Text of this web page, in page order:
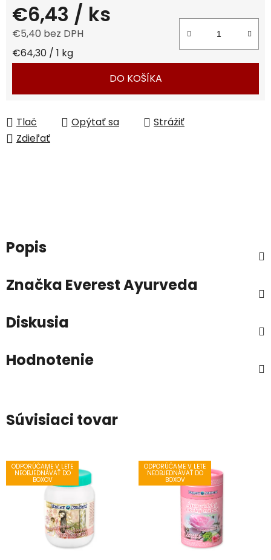
€6,43 / ks
€5,40 bez DPH
Jednotková cena:
€64,30 / 1 kg
DO KOŠÍKA
Tlač Opýtať sa
Strážiť
Zdieľať
Popis
Značka Everest Ayurveda
Diskusia
Hodnotenie
Súvisiaci tovar
ODPORÚČAME V LETE
NEOBJEDNÁVAŤ DO
BOXOV
ODPORÚČAME V LETE
NEOBJEDNÁVAŤ DO
BOXOV